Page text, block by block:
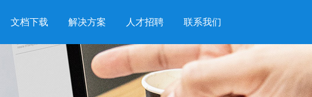
文档下载 解决方案 人才招聘 联系我们